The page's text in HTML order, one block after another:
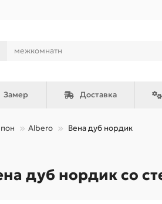
Замер Доставка
Albero Вена дуб нордик
дуб нордик со